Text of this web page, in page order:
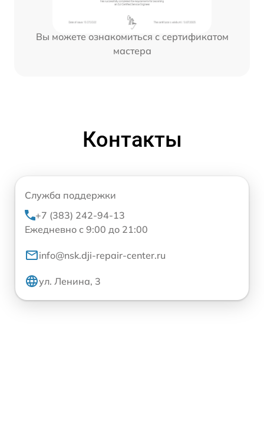
Вы можете ознакомиться с сертификатом
мастера
Контакты
Служба поддержки
+7 (383) 242-94-13
Ежедневно с 9:00 до 21:00
info@nsk.dji-repair-center.ru
ул. Ленина, 3